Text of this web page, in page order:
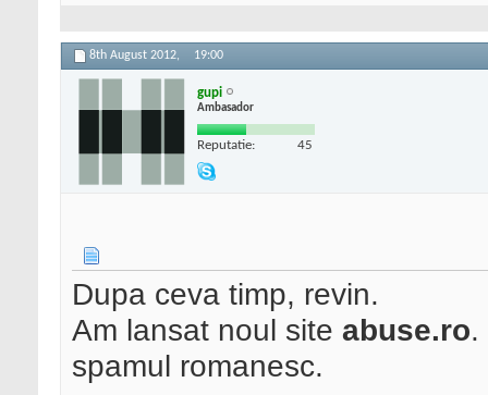
8th August 2012, 19:00
gupi
Ambasador
Reputatie: 45
Dupa ceva timp, revin.
Am lansat noul site abuse.ro.
spamul romanesc.